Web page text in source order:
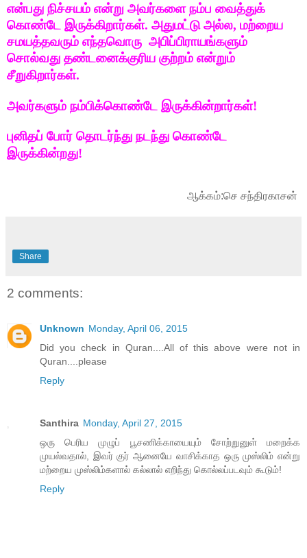
என்பது நிச்சயம் என்று அவர்களை நம்ப வைத்துக்
கொண்டே இருக்கிறார்கள். அதுமட்டு அல்ல, மற்றைய
சமயத்தவரும் எந்தவொரு அபிப்பிராயங்களும்
சொல்வது தண்டனைக்குரிய குற்றம் என்றும்
சீறுகிறார்கள்.
அவர்களும் நம்பிக்கொண்டே இருக்கின்றார்கள்!
புனிதப் போர் தொடர்ந்து நடந்து கொண்டே
இருக்கின்றது!
ஆக்கம்:செ சந்திரகாசன்
Share
2 comments:
Unknown Monday, April 06, 2015
Did you check in Quran....All of this above were not in
Quran....please
Reply
Santhira Monday, April 27, 2015
ஒரு பெரிய முழுப் பூசணிக்காயையும் சோற்றுனுள் மறைக்க
முயல்வதால், இவர் குர் ஆனையே வாசிக்காத ஒரு முஸ்லிம் என்று
மற்றைய முஸ்லிம்களால் கல்லால் எறிந்து கொல்லப்படவும் கூடும்!
Reply